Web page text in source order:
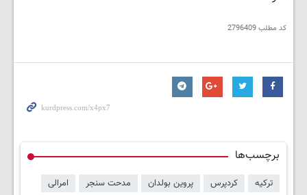
کد مطلب2796409
برچسب‌ها
ترکیه کردپرس پروین بولدان مدحت سنجر
امرالی